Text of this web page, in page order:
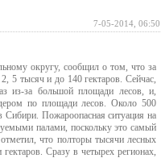
округу, сообщил о том, что за
5 тысяч и до 140 гектаров. Сейчас,
из-за большой площади лесов, и,
по площади лесов. Около 500
Пожароопасная ситуация на
палами, поскольку это самый
что полторы тысячи лесных
Сразу в четырех регионах,
7-05-2014, 06:50